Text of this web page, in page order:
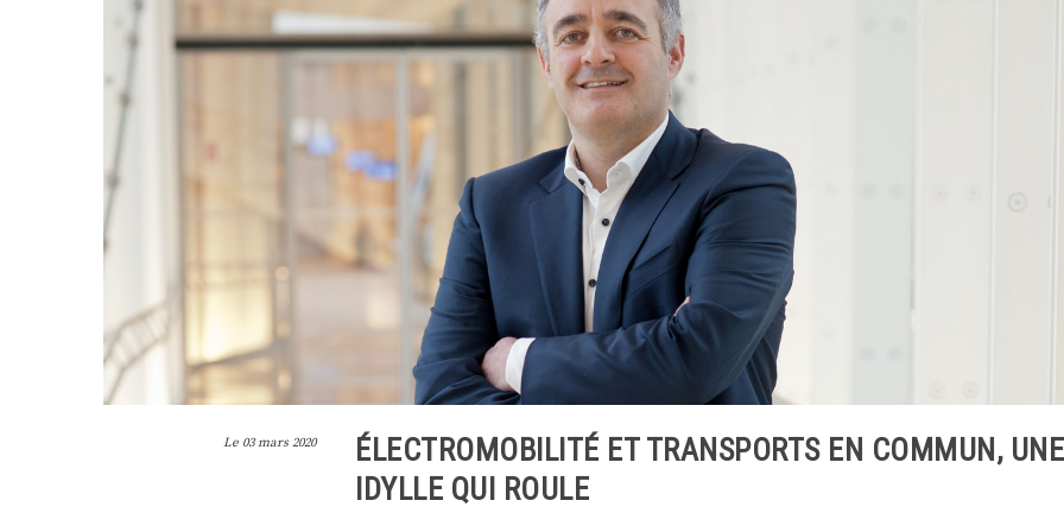
Le 03 mars 2020
ÉLECTROMOBILITÉ ET TRANSPORTS EN COMMUN, UNE
IDYLLE QUI ROULE